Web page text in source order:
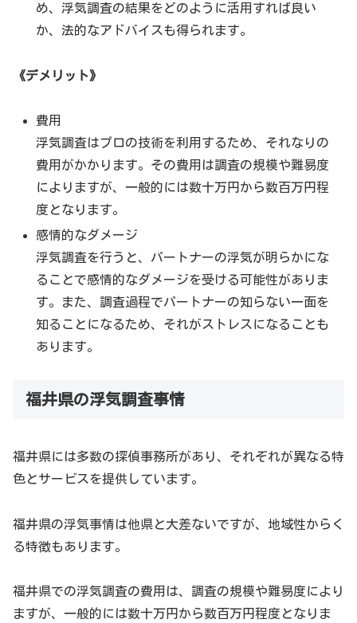
め、浮気調査の結果をどのように活用すれば良い
か、法的なアドバイスも得られます。
《デメリット》
費用
浮気調査はプロの技術を利用するため、それなりの
費用がかかります。その費用は調査の規模や難易度
によりますが、一般的には数十万円から数百万円程
度となります。
感情的なダメージ
浮気調査を行うと、パートナーの浮気が明らかにな
ることで感情的なダメージを受ける可能性がありま
す。また、調査過程でパートナーの知らない一面を
知ることになるため、それがストレスになることも
あります。
福井県の浮気調査事情
福井県には多数の探偵事務所があり、それぞれが異なる特
色とサービスを提供しています。
福井県の浮気事情は他県と大差ないですが、地域性からく
る特徴もあります。
福井県での浮気調査の費用は、調査の規模や難易度により
ますが、一般的には数十万円から数百万円程度となりま